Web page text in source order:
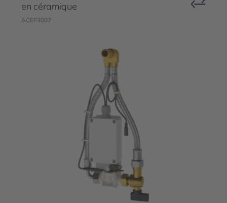
en céramique
ACEF3002